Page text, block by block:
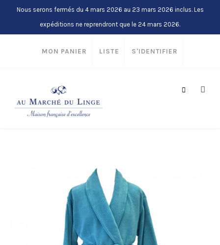
Nous serons fermés du 4 mars 2026 au 23 mars 2026 inclus. Les
expéditions ne reprendront que le 24 mars 2026.
MON PANIER LISTE S'IDENTIFIER